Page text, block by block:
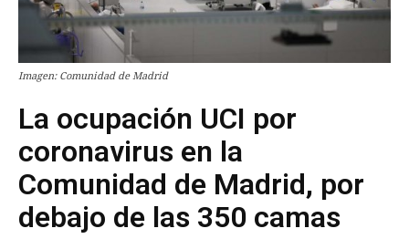
Imagen: Comunidad de Madrid
La ocupación UCI por
coronavirus en la
Comunidad de Madrid, por
debajo de las 350 camas